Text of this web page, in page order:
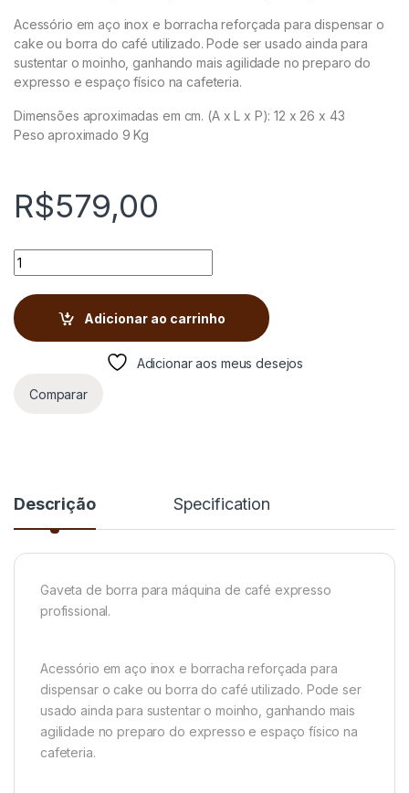
Acessório em aço inox e borracha reforçada para dispensar o
cake ou borra do café utilizado. Pode ser usado ainda para
sustentar o moinho, ganhando mais agilidade no preparo do
expresso e espaço físico na cafeteria.
Dimensões aproximadas em cm. (A x L x P): 12 x 26 x 43
Peso aproximado 9 Kg
R$579,00
Gaveta para Borra de Café quantity
Adicionar ao carrinho
Adicionar aos meus desejos
Comparar
Descrição Specification
Gaveta de borra para máquina de café expresso
profissional.
Acessório em aço inox e borracha reforçada para
dispensar o cake ou borra do café utilizado. Pode ser
usado ainda para sustentar o moinho, ganhando mais
agilidade no preparo do expresso e espaço físico na
cafeteria.